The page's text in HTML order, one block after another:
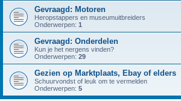
Gevraagd: Motoren
Heropstappers en museumuitbreiders
Onderwerpen: 1
Gevraagd: Onderdelen
Kun je het nergens vinden?
Onderwerpen: 29
Gezien op Marktplaats, Ebay of elders
Schuurvondst of leuk om te vermelden
Onderwerpen: 5